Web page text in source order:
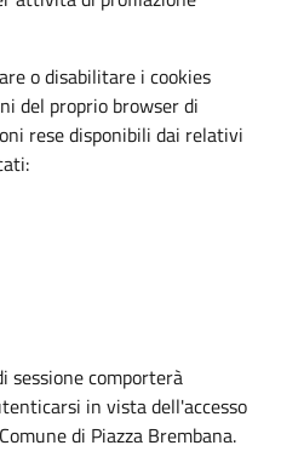
o disabilitare i cookies
del proprio browser di
rese disponibili dai relativi
sessione comporterà
in vista dell'accesso
di Piazza Brembana.